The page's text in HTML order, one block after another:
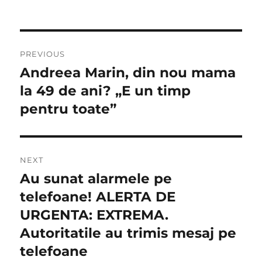
în
articole
PREVIOUS
Previous
post:
Andreea Marin, din nou mama
la 49 de ani? „E un timp
pentru toate”
NEXT
Next
post:
Au sunat alarmele pe
telefoane! ALERTA DE
URGENTA: EXTREMA.
Autoritatile au trimis mesaj pe
telefoane